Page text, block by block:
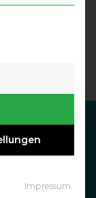
für die eine
Impressum